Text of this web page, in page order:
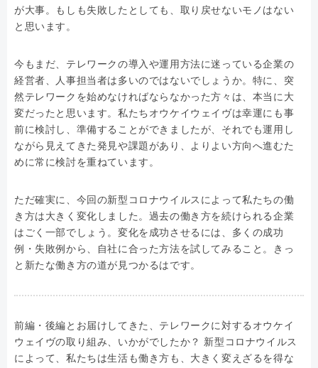
が大事。もしも失敗したとしても、取り戻せないモノはない
と思います。
今もまだ、テレワークの導入や運用方法に迷っている企業の
経営者、人事担当者は多いのではないでしょうか。特に、突
然テレワークを始めなければならなかった方々は、本当に大
変だったと思います。私たちオウケイウェイヴは幸運にも事
前に検討し、準備することができましたが、それでも運用し
ながら見えてきた発見や課題があり、よりよい方向へ進むた
めに常に検討を重ねています。
ただ確実に、今回の新型コロナウイルスによって私たちの働
き方は大きく変化しました。過去の働き方を続けられる企業
はごく一部でしょう。変化を成功させるには、多くの成功
例・失敗例から、自社に合った方法を試してみること。きっ
と新たな働き方の道が見つかるはです。
前編・後編とお届けしてきた、テレワークに対するオウケイ
ウェイヴの取り組み、いかがでしたか？ 新型コロナウイルス
によって、私たちは生活も働き方も、大きく変えざるを得な